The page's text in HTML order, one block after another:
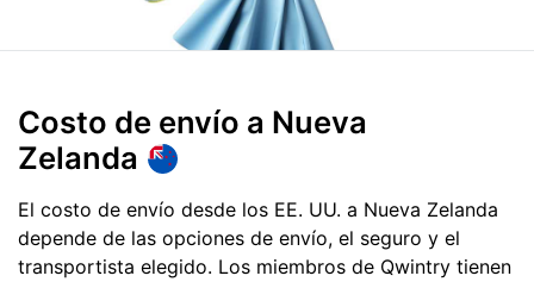
Costo de envío a Nueva
Zelanda
El costo de envío desde los EE. UU. a Nueva Zelanda
depende de las opciones de envío, el seguro y el
transportista elegido. Los miembros de Qwintry tienen